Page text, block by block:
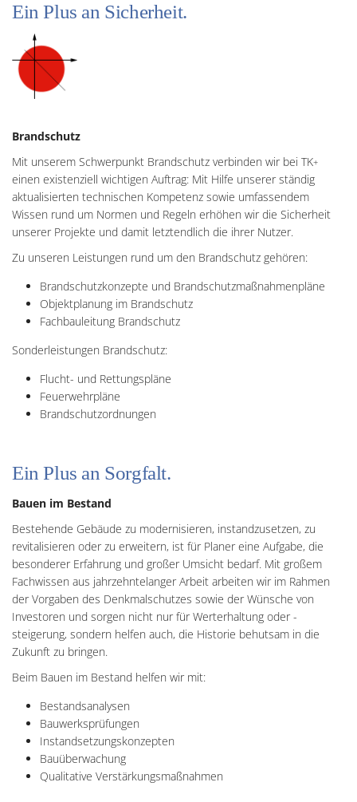
Ein Plus an Sicherheit.
Brandschutz
Mit unserem Schwerpunkt Brandschutz verbinden wir bei TK+
einen existenziell wichtigen Auftrag: Mit Hilfe unserer ständig
aktualisierten technischen Kompetenz sowie umfassendem
Wissen rund um Normen und Regeln erhöhen wir die Sicherheit
unserer Projekte und damit letztendlich die ihrer Nutzer.
Zu unseren Leistungen rund um den Brandschutz gehören:
Brandschutzkonzepte und Brandschutzmaßnahmenpläne
Objektplanung im Brandschutz
Fachbauleitung Brandschutz
Sonderleistungen Brandschutz:
Flucht- und Rettungspläne
Feuerwehrpläne
Brandschutzordnungen
Ein Plus an Sorgfalt.
Bauen im Bestand
Bestehende Gebäude zu modernisieren, instandzusetzen, zu
revitalisieren oder zu erweitern, ist für Planer eine Aufgabe, die
besonderer Erfahrung und großer Umsicht bedarf. Mit großem
Fachwissen aus jahrzehntelanger Arbeit arbeiten wir im Rahmen
der Vorgaben des Denkmalschutzes sowie der Wünsche von
Investoren und sorgen nicht nur für Werterhaltung oder -
steigerung, sondern helfen auch, die Historie behutsam in die
Zukunft zu bringen.
Beim Bauen im Bestand helfen wir mit:
Bestandsanalysen
Bauwerksprüfungen
Instandsetzungskonzepten
Bauüberwachung
Qualitative Verstärkungsmaßnahmen